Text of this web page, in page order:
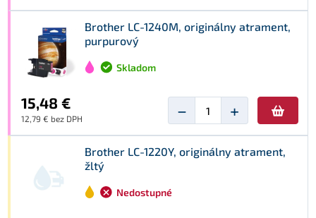
Brother LC-1240M, originálny atrament,
purpurový
Skladom
15,48 €
12,79 € bez DPH − +
Brother LC-1220Y, originálny atrament,
žltý
Nedostupné